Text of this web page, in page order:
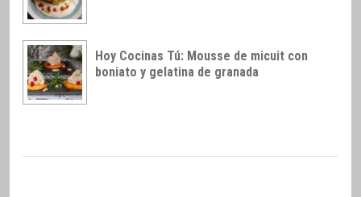
Hoy Cocinas Tú: Mousse de micuit con
boniato y gelatina de granada